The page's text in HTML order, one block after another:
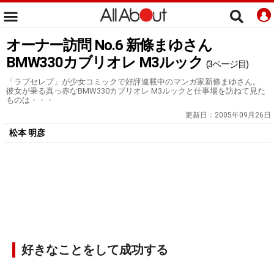
オーナー訪問 No.6 新條まゆさん
BMW330カブリオレ M3ルック (3ページ目)
「ラブセレブ」が少女コミックで好評連載中のマンガ家新條まゆさん。
彼女が乗る真っ赤なBMW330カブリオレ M3ルックと仕事場を訪ねて見た
ものは・・・
更新日： 2005年09月26日
松本 明彦
好きなことをして成功する